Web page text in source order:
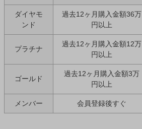
ダイヤモ
ンド
過去12ヶ月購入金額36万
円以上
プラチナ
過去12ヶ月購入金額12万
円以上
ゴールド
過去12ヶ月購入金額3万
円以上
メンバー 会員登録後すぐ